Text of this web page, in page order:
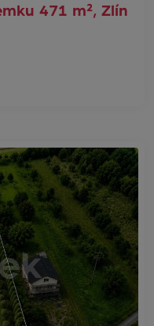
471 m², Zlín